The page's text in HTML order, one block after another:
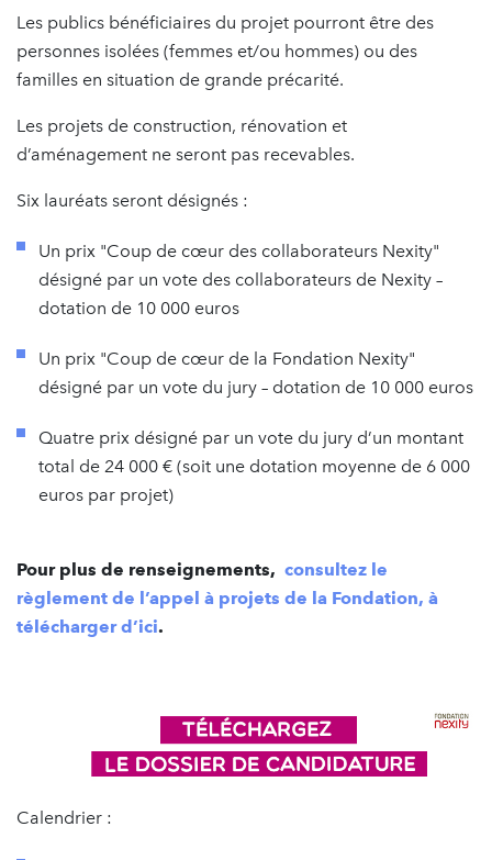
Les publics bénéficiaires du projet pourront être des
personnes isolées (femmes et/ou hommes) ou des
familles en situation de grande précarité.
Les projets de construction, rénovation et
d’aménagement ne seront pas recevables.
Six lauréats seront désignés :
Un prix "Coup de cœur des collaborateurs Nexity"
désigné par un vote des collaborateurs de Nexity –
dotation de 10 000 euros
Un prix "Coup de cœur de la Fondation Nexity"
désigné par un vote du jury – dotation de 10 000 euros
Quatre prix désigné par un vote du jury d’un montant
total de 24 000 € (soit une dotation moyenne de 6 000
euros par projet)
Pour plus de renseignements, consultez le
règlement de l’appel à projets de la Fondation, à
télécharger d’ici.
Calendrier :